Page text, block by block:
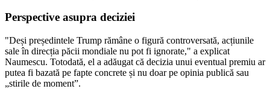
Perspective asupra deciziei
"Deși președintele Trump rămâne o figură controversată, acțiunile
sale în direcția păcii mondiale nu pot fi ignorate," a explicat
Naumescu. Totodată, el a adăugat că decizia unui eventual premiu ar
putea fi bazată pe fapte concrete și nu doar pe opinia publică sau
„stirile de moment”.